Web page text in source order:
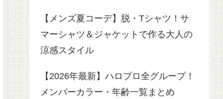
【メンズ夏コーデ】脱・Tシャツ！サ
マーシャツ＆ジャケットで作る大人の
涼感スタイル
【2026年最新】ハロプロ全グループ！
メンバーカラー・年齢一覧まとめ